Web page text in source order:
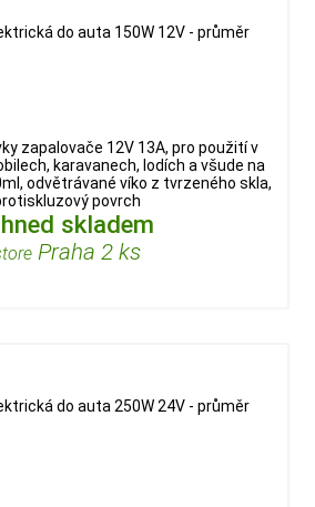
do auta 150W 12V - průměr
zapalovače 12V 13A, pro použití v
karavanech, lodích a všude na
odvětrávané víko z tvrzeného skla,
povrch
skladem
Praha 2 ks
do auta 250W 24V - průměr